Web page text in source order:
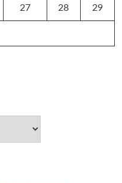
27 28 29